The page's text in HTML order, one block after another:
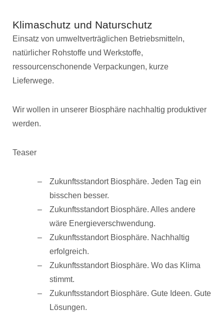
Klimaschutz und Naturschutz
Einsatz von umweltverträglichen Betriebsmitteln,
natürlicher Rohstoffe und Werkstoffe,
ressourcenschonende Verpackungen, kurze
Lieferwege.
Wir wollen in unserer Biosphäre nachhaltig produktiver
werden.
Teaser
Zukunftsstandort Biosphäre. Jeden Tag ein
bisschen besser.
Zukunftsstandort Biosphäre. Alles andere
wäre Energieverschwendung.
Zukunftsstandort Biosphäre. Nachhaltig
erfolgreich.
Zukunftsstandort Biosphäre. Wo das Klima
stimmt.
Zukunftsstandort Biosphäre. Gute Ideen. Gute
Lösungen.